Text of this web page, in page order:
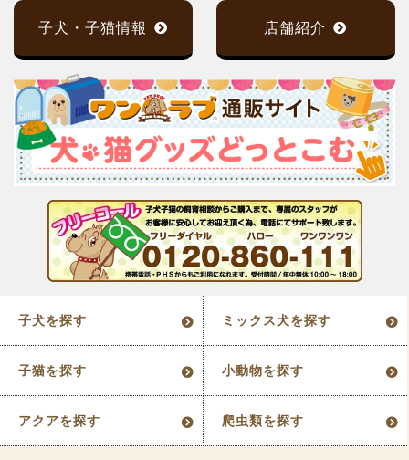
子犬・子猫情報 店舗紹介
子犬を探す ミックス犬を探す
子猫を探す 小動物を探す
アクアを探す 爬虫類を探す